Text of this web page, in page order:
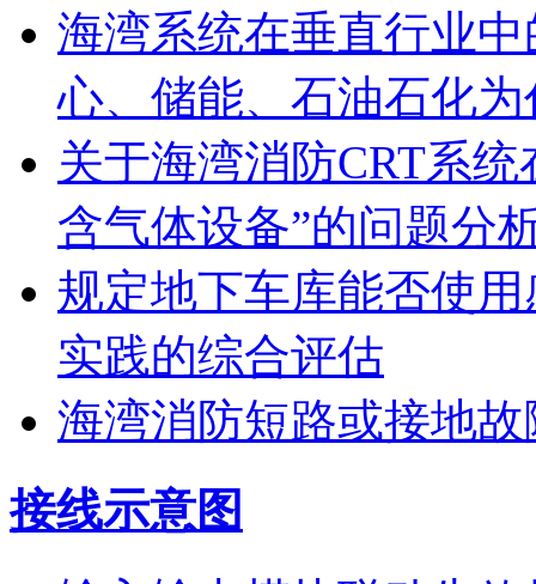
海湾系统在垂直行业
心、储能、石油石化
关于海湾消防CRT系
含气体设备”的问题分
规定地下车库能否使
实践的综合评估
海湾消防短路或接地
接线示意图